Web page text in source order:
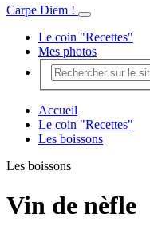
Carpe Diem !
Le coin "Recettes"
Mes photos
Accueil
Le coin "Recettes"
Les boissons
Les boissons
Vin de nèfle